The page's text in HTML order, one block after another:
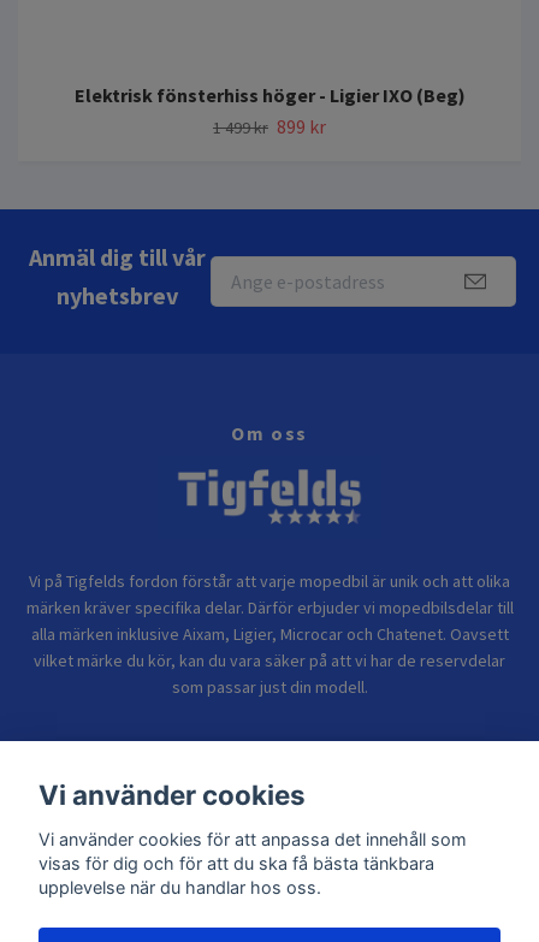
Elektrisk fönsterhiss höger - Ligier IXO (Beg)
1 499 kr 899 kr
Anmäl dig till vår
nyhetsbrev
Om oss
Vi på Tigfelds fordon förstår att varje mopedbil är unik och att olika
märken kräver specifika delar. Därför erbjuder vi mopedbilsdelar till
alla märken inklusive Aixam, Ligier, Microcar och Chatenet. Oavsett
vilket märke du kör, kan du vara säker på att vi har de reservdelar
som passar just din modell.
Sidor
Vi använder cookies
Vi använder cookies för att anpassa det innehåll som
visas för dig och för att du ska få bästa tänkbara
upplevelse när du handlar hos oss.